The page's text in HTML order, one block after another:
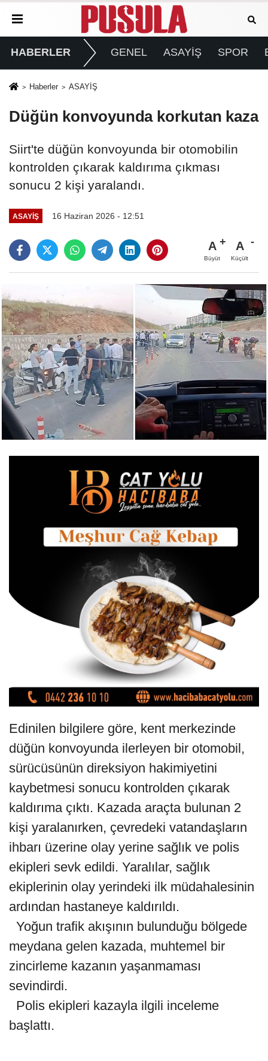
HABERLER GENEL ASAYİŞ SPOR
Haberler ASAYİŞ
Düğün konvoyunda korkutan kaza
Siirt'te düğün konvoyunda bir otomobilin
kontrolden çıkarak kaldırıma çıkması
sonucu 2 kişi yaralandı.
ASAYİŞ 16 Haziran 2026 - 12:51
A
Büyüt
A
Küçült
Edinilen bilgilere göre, kent merkezinde
düğün konvoyunda ilerleyen bir otomobil,
sürücüsünün direksiyon hakimiyetini
kaybetmesi sonucu kontrolden çıkarak
kaldırıma çıktı. Kazada araçta bulunan 2
kişi yaralanırken, çevredeki vatandaşların
ihbarı üzerine olay yerine sağlık ve polis
ekipleri sevk edildi. Yaralılar, sağlık
ekiplerinin olay yerindeki ilk müdahalesinin
ardından hastaneye kaldırıldı.
Yoğun trafik akışının bulunduğu bölgede
meydana gelen kazada, muhtemel bir
zincirleme kazanın yaşanmaması
sevindirdi.
Polis ekipleri kazayla ilgili inceleme
başlattı.